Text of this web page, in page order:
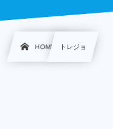
HOME トレジョ